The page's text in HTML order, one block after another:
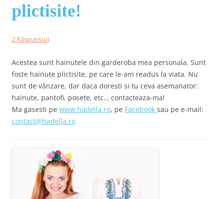
plictisite!
2 Răspunsuri
Acestea sunt hainutele din garderoba mea personala. Sunt
foste hainute plictisite, pe care le-am readus la viata. Nu
sunt de vânzare, dar daca doresti si tu ceva asemanator:
hainute, pantofi, posete, etc… contacteaza-ma!
Ma gasesti pe www.hadella.ro, pe Facebook sau pe e-mail:
contact@hadella.ro